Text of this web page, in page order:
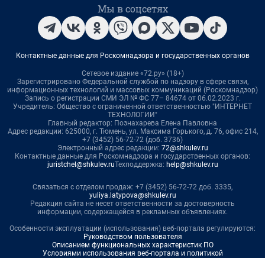
Мы в соцсетях
Контактные данные для Роскомнадзора и государственных органов
Сетевое издание «72.ру» (18+)
Зарегистрировано Федеральной службой по надзору в сфере связи,
информационных технологий и массовых коммуникаций (Роскомнадзор)
Запись о регистрации СМИ ЭЛ № ФС 77– 84674 от 06.02.2023 г.
Учредитель: Общество с ограниченной ответственностью "ИНТЕРНЕТ
ТЕХНОЛОГИИ"
Главный редактор: Познахарева Елена Павловна
Адрес редакции: 625000, г. Тюмень, ул. Максима Горького, д. 76, офис 214,
+7 (3452) 56-72-72 (доб. 3736)
Электронный адрес редакции: 72@shkulev.ru
Контактные данные для Роскомнадзора и государственных органов:
juristchel@shkulev.ruТехподдержка: help@shkulev.ru
Связаться с отделом продаж: +7 (3452) 56-72-72 доб. 3335,
yuliya.latypova@shkulev.ru
Редакция сайта не несет ответственности за достоверность
информации, содержащейся в рекламных объявлениях.
Особенности эксплуатации (использования) веб-портала регулируются:
Руководством пользователя
Описанием функциональных характеристик ПО
Условиями использования веб-портала и политикой